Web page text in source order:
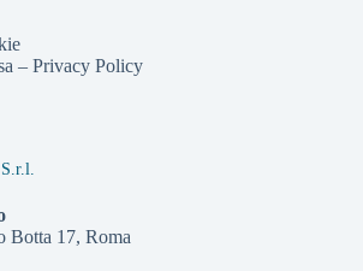
– Privacy Policy
Botta 17, Roma